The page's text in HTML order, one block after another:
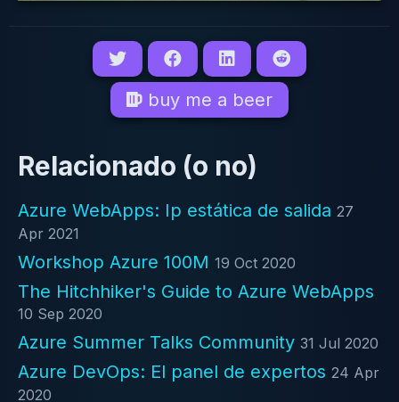
buy me a beer
Relacionado (o no)
Azure WebApps: Ip estática de salida 27
Apr 2021
Workshop Azure 100M 19 Oct 2020
The Hitchhiker's Guide to Azure WebApps
10 Sep 2020
Azure Summer Talks Community 31 Jul 2020
Azure DevOps: El panel de expertos 24 Apr
2020